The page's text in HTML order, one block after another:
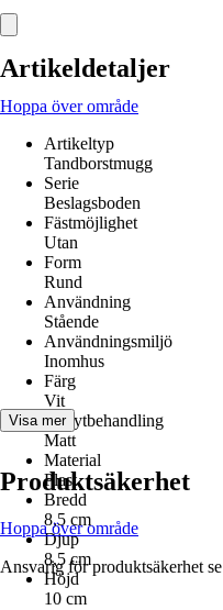
Artikeldetaljer
Hoppa över område
Artikeltyp
Tandborstmugg
Serie
Beslagsboden
Fästmöjlighet
Utan
Form
Rund
Användning
Stående
Användningsmiljö
Inomhus
Färg
Vit
Yta/ytbehandling
Matt
Material
Plast
Bredd
8,5 cm
Djup
8,5 cm
Höjd
10 cm
Visa mer
Produktsäkerhet
Hoppa över område
Ansvarig för produktsäkerhet se